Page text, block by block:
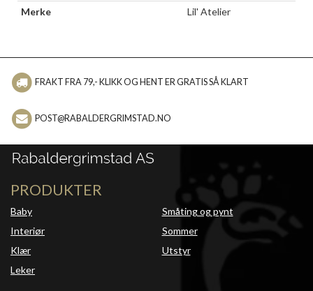
Merke
Lil' Atelier
FRAKT FRA 79,- KLIKK OG HENT ER GRATIS SÅ KLART
POST@RABALDERGRIMSTAD.NO
PRODUKTER
Baby
Interiør
Klær
Leker
Småting og pynt
Sommer
Utstyr